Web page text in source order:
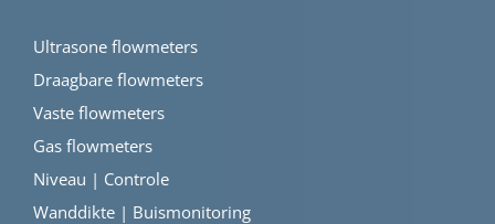
Ultrasone flowmeters
Draagbare flowmeters
Vaste flowmeters
Gas flowmeters
Niveau | Controle
Wanddikte | Buismonitoring